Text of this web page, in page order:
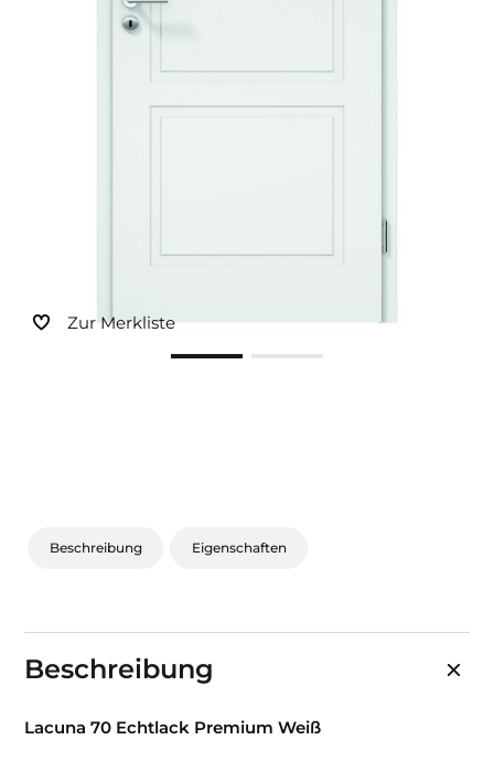
Sonnen- und Insektenschutz
Zur Merkliste
Beschreibung Eigenschaften
Beschreibung
Lacuna 70 Echtlack Premium Weiß